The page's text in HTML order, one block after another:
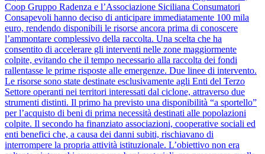
Coop Gruppo Radenza e l’Associazione Siciliana Consumatori
Consapevoli hanno deciso di anticipare immediatamente 100 mila
euro, rendendo disponibili le risorse ancora prima di conoscere
l’ammontare complessivo della raccolta. Una scelta che ha
consentito di accelerare gli interventi nelle zone maggiormente
colpite, evitando che il tempo necessario alla raccolta dei fondi
rallentasse le prime risposte alle emergenze. Due linee di intervento.
Le risorse sono state destinate esclusivamente agli Enti del Terzo
Settore operanti nei territori interessati dal ciclone, attraverso due
strumenti distinti. Il primo ha previsto una disponibilità “a sportello”
per l’acquisto di beni di prima necessità destinati alle popolazioni
colpite. Il secondo ha finanziato associazioni, cooperative sociali ed
enti benefici che, a causa dei danni subiti, rischiavano di
interrompere la propria attività istituzionale. L’obiettivo non era